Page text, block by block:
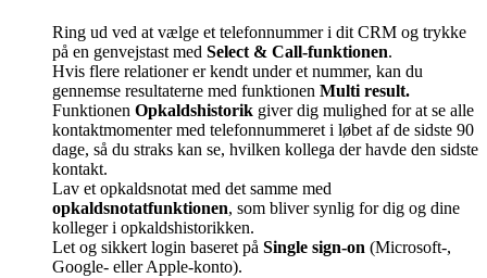
Ring ud ved at vælge et telefonnummer i dit CRM og trykke
på en genvejstast med Select & Call-funktionen.
Hvis flere relationer er kendt under et nummer, kan du
gennemse resultaterne med funktionen Multi result.
Funktionen Opkaldshistorik giver dig mulighed for at se alle
kontaktmomenter med telefonnummeret i løbet af de sidste 90
dage, så du straks kan se, hvilken kollega der havde den sidste
kontakt.
Lav et opkaldsnotat med det samme med
opkaldsnotatfunktionen, som bliver synlig for dig og dine
kolleger i opkaldshistorikken.
Let og sikkert login baseret på Single sign-on (Microsoft-,
Google- eller Apple-konto).